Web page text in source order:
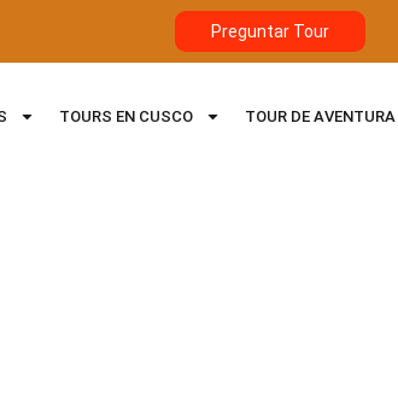
Preguntar Tour
TOURS EN CUSCO TOUR DE AVENTURA